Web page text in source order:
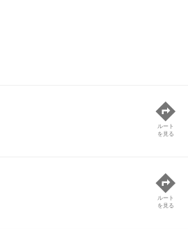
ルート
を見る
ルート
を見る